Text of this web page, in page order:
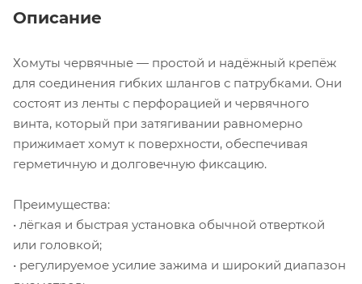
Описание
Хомуты червячные — простой и надёжный крепёж
для соединения гибких шлангов с патрубками. Они
состоят из ленты с перфорацией и червячного
винта, который при затягивании равномерно
прижимает хомут к поверхности, обеспечивая
герметичную и долговечную фиксацию.
Преимущества:
• лёгкая и быстрая установка обычной отверткой
или головкой;
• регулируемое усилие зажима и широкий диапазон